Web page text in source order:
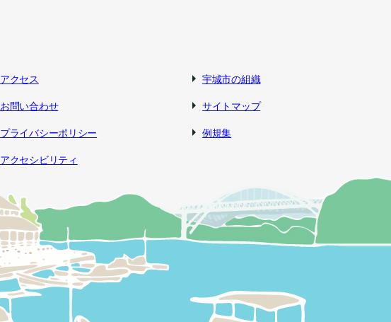
アクセス 宇城市の組織
お問い合わせ サイトマップ
プライバシーポリシー 例規集
アクセシビリティ